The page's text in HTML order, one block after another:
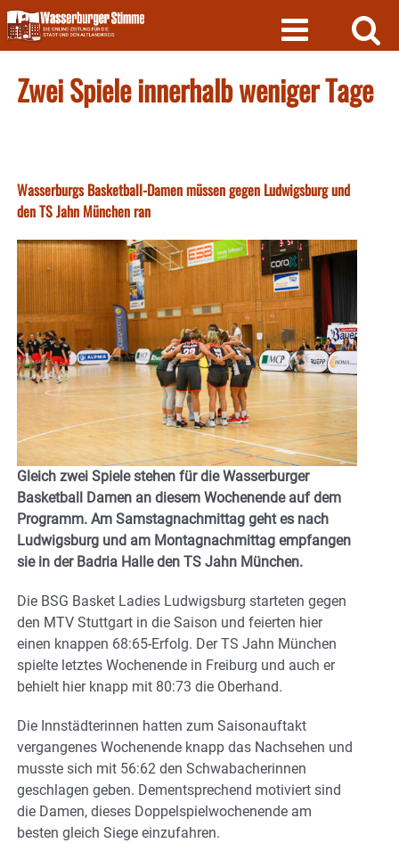
Skip
to
content
Zwei Spiele innerhalb weniger Tage
Wasserburgs Basketball-Damen müssen gegen Ludwigsburg und
den TS Jahn München ran
Gleich zwei Spiele stehen für die Wasserburger
Basketball Damen an diesem Wochenende auf dem
Programm. Am Samstagnachmittag geht es nach
Ludwigsburg und am Montagnachmittag empfangen
sie in der Badria Halle den TS Jahn München.
Die BSG Basket Ladies Ludwigsburg starteten gegen
den MTV Stuttgart in die Saison und feierten hier
einen knappen 68:65-Erfolg. Der TS Jahn München
spielte letztes Wochenende in Freiburg und auch er
behielt hier knapp mit 80:73 die Oberhand.
Die Innstädterinnen hatten zum Saisonauftakt
vergangenes Wochenende knapp das Nachsehen und
musste sich mit 56:62 den Schwabacherinnen
geschlagen geben. Dementsprechend motiviert sind
die Damen, dieses Doppelspielwochenende am
besten gleich Siege einzufahren.